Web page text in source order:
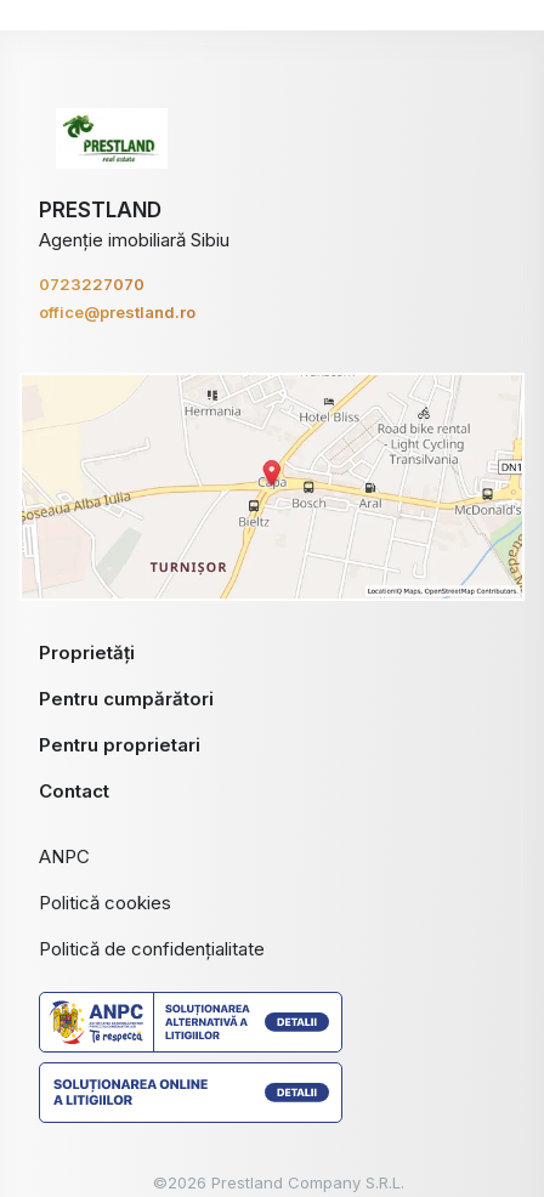
PRESTLAND
Agenție imobiliară Sibiu
0723227070
office@prestland.ro
Proprietăți
Pentru cumpărători
Pentru proprietari
Contact
ANPC
Politică cookies
Politică de confidențialitate
©2026 Prestland Company S.R.L.